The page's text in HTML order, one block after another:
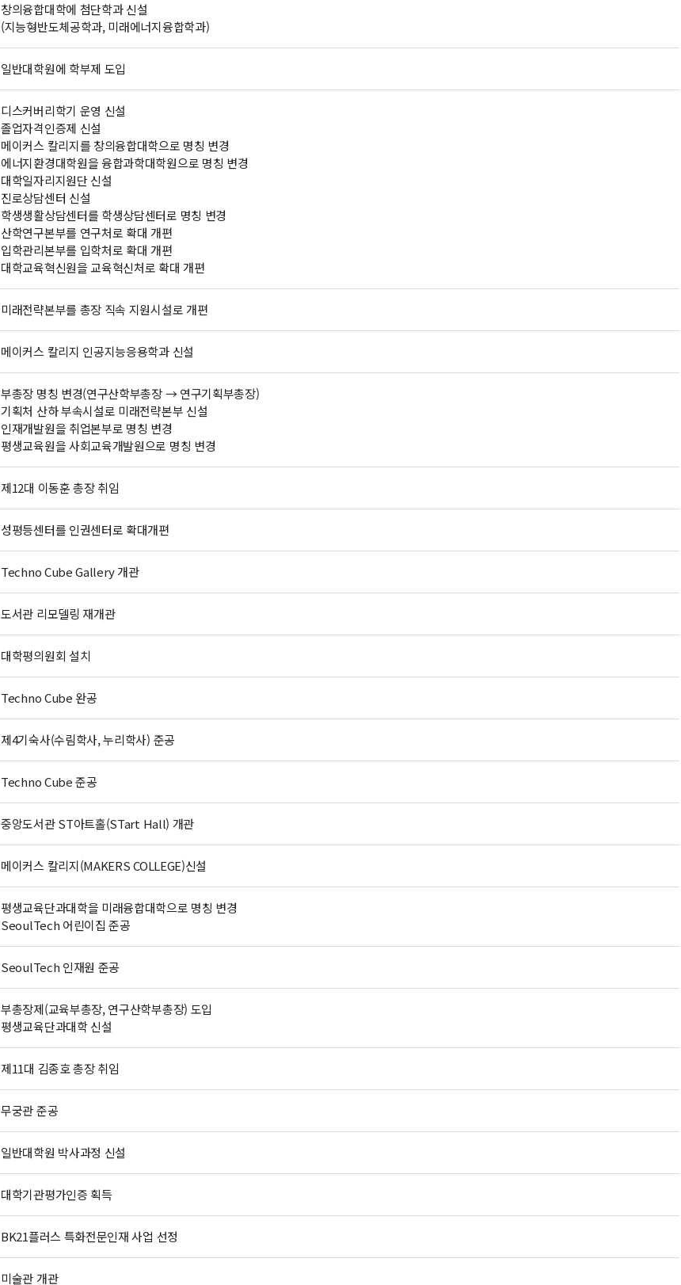
창의융합대학에 첨단학과 신설
(지능형반도체공학과, 미래에너지융합학과)
일반대학원에 학부제 도입
디스커버리학기 운영 신설
졸업자격인증제 신설
메이커스 칼리지를 창의융합대학으로 명칭 변경
에너지환경대학원을 융합과학대학원으로 명칭 변경
대학일자리지원단 신설
진로상담센터 신설
학생생활상담센터를 학생상담센터로 명칭 변경
산학연구본부를 연구처로 확대 개편
입학관리본부를 입학처로 확대 개편
대학교육혁신원을 교육혁신처로 확대 개편
미래전략본부를 총장 직속 지원시설로 개편
메이커스 칼리지 인공지능응용학과 신설
부총장 명칭 변경(연구산학부총장 → 연구기획부총장)
기획처 산하 부속시설로 미래전략본부 신설
인재개발원을 취업본부로 명칭 변경
평생교육원을 사회교육개발원으로 명칭 변경
제12대 이동훈 총장 취임
성평등센터를 인권센터로 확대개편
Techno Cube Gallery 개관
도서관 리모델링 재개관
대학평의원회 설치
Techno Cube 완공
제4기숙사(수림학사, 누리학사) 준공
Techno Cube 준공
중앙도서관 ST아트홀(STart Hall) 개관
메이커스 칼리지(MAKERS COLLEGE)신설
평생교육단과대학을 미래융합대학으로 명칭 변경
SeoulTech 어린이집 준공
SeoulTech 인재원 준공
부총장제(교육부총장, 연구산학부총장) 도입
평생교육단과대학 신설
제11대 김종호 총장 취임
무궁관 준공
일반대학원 박사과정 신설
대학기관평가인증 획득
BK21플러스 특화전문인재 사업 선정
미술관 개관